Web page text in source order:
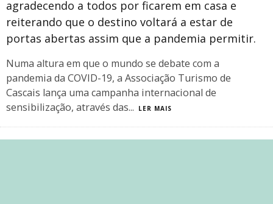
agradecendo a todos por ficarem em casa e
reiterando que o destino voltará a estar de
portas abertas assim que a pandemia permitir.
Numa altura em que o mundo se debate com a
pandemia da COVID-19, a Associação Turismo de
Cascais lança uma campanha internacional de
sensibilização, através das... LER MAIS